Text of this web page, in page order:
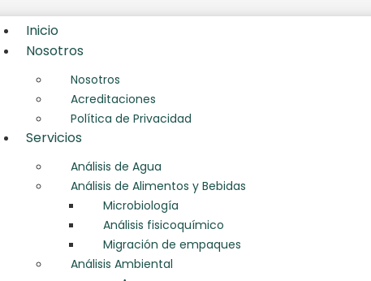
Inicio
Nosotros
Nosotros
Acreditaciones
Política de Privacidad
Servicios
Análisis de Agua
Análisis de Alimentos y Bebidas
Microbiología
Análisis fisicoquímico
Migración de empaques
Análisis Ambiental